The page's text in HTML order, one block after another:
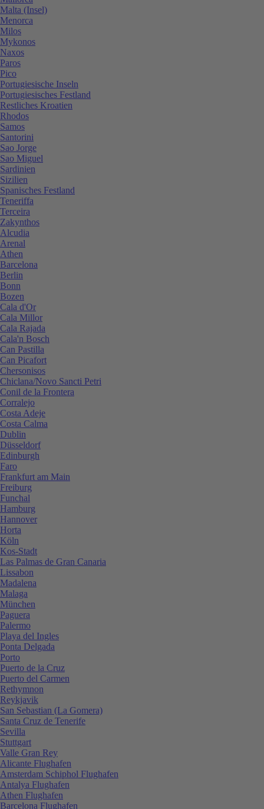
Malta (Insel)
Menorca
Milos
Mykonos
Naxos
Paros
Pico
Portugiesische Inseln
Portugiesisches Festland
Restliches Kroatien
Rhodos
Samos
Santorini
Sao Jorge
Sao Miguel
Sardinien
Sizilien
Spanisches Festland
Teneriffa
Terceira
Zakynthos
Alcudia
Arenal
Athen
Barcelona
Berlin
Bonn
Bozen
Cala d'Or
Cala Millor
Cala Rajada
Cala'n Bosch
Can Pastilla
Can Picafort
Chersonisos
Chiclana/Novo Sancti Petri
Conil de la Frontera
Corralejo
Costa Adeje
Costa Calma
Dublin
Düsseldorf
Edinburgh
Faro
Frankfurt am Main
Freiburg
Funchal
Hamburg
Hannover
Horta
Köln
Kos-Stadt
Las Palmas de Gran Canaria
Lissabon
Madalena
Malaga
München
Paguera
Palermo
Playa del Ingles
Ponta Delgada
Porto
Puerto de la Cruz
Puerto del Carmen
Rethymnon
Reykjavik
San Sebastian (La Gomera)
Santa Cruz de Tenerife
Sevilla
Stuttgart
Valle Gran Rey
Alicante Flughafen
Amsterdam Schiphol Flughafen
Antalya Flughafen
Athen Flughafen
Barcelona Flughafen